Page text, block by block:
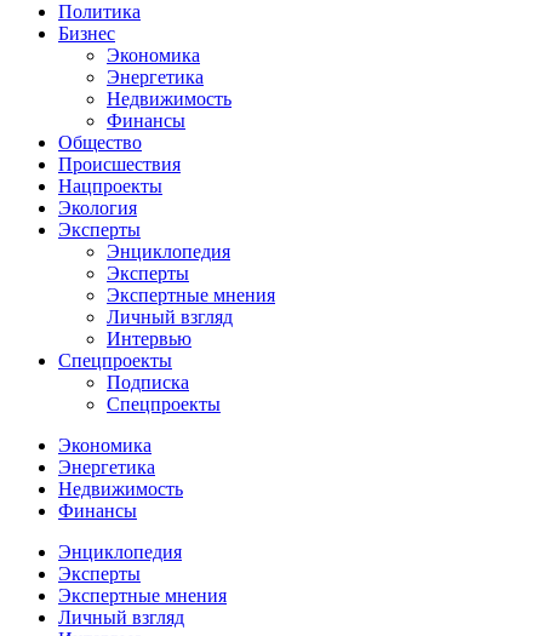
Политика
Бизнес
Экономика
Энергетика
Недвижимость
Финансы
Общество
Происшествия
Нацпроекты
Экология
Эксперты
Энциклопедия
Эксперты
Экспертные мнения
Личный взгляд
Интервью
Спецпроекты
Подписка
Спецпроекты
Экономика
Энергетика
Недвижимость
Финансы
Энциклопедия
Эксперты
Экспертные мнения
Личный взгляд